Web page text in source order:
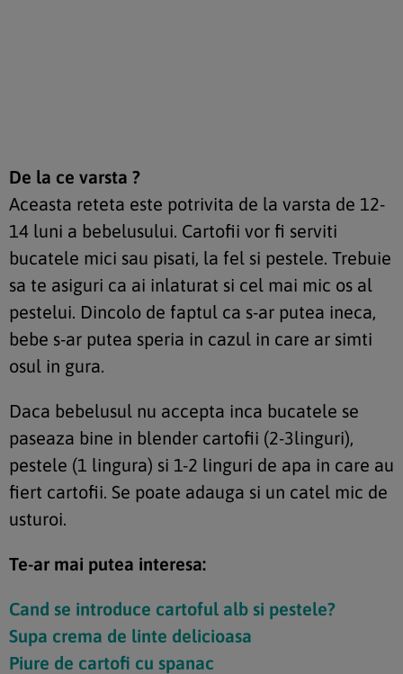
De la ce varsta ?
Aceasta reteta este potrivita de la varsta de 12-
14 luni a bebelusului. Cartofii vor fi serviti
bucatele mici sau pisati, la fel si pestele. Trebuie
sa te asiguri ca ai inlaturat si cel mai mic os al
pestelui. Dincolo de faptul ca s-ar putea ineca,
bebe s-ar putea speria in cazul in care ar simti
osul in gura.
Daca bebelusul nu accepta inca bucatele se
paseaza bine in blender cartofii (2-3linguri),
pestele (1 lingura) si 1-2 linguri de apa in care au
fiert cartofii. Se poate adauga si un catel mic de
usturoi.
Te-ar mai putea interesa:
Cand se introduce cartoful alb si pestele?
Supa crema de linte delicioasa
Piure de cartofi cu spanac